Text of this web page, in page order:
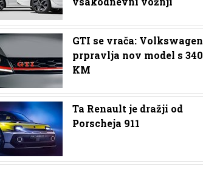
GTI se vrača: Volkswagen
prpravlja nov model s 340
KM
Ta Renault je dražji od
Porscheja 911